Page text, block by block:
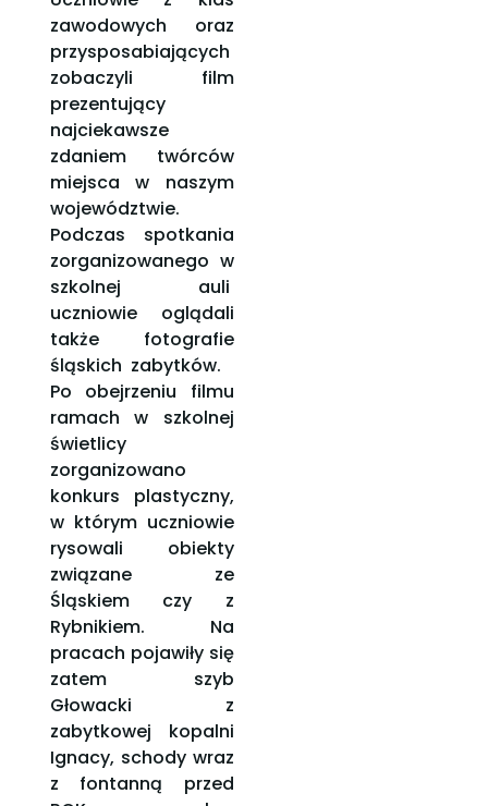
zawodowych oraz
przysposabiających
zobaczyli film
prezentujący
najciekawsze
zdaniem twórców
miejsca w naszym
województwie.
Podczas spotkania
zorganizowanego w
szkolnej auli
uczniowie oglądali
także fotografie
śląskich zabytków.
Po obejrzeniu filmu
ramach w szkolnej
świetlicy
zorganizowano
konkurs plastyczny,
w którym uczniowie
rysowali obiekty
związane ze
Śląskiem czy z
Rybnikiem. Na
pracach pojawiły się
zatem szyb
Głowacki z
zabytkowej kopalni
Ignacy, schody wraz
z fontanną przed